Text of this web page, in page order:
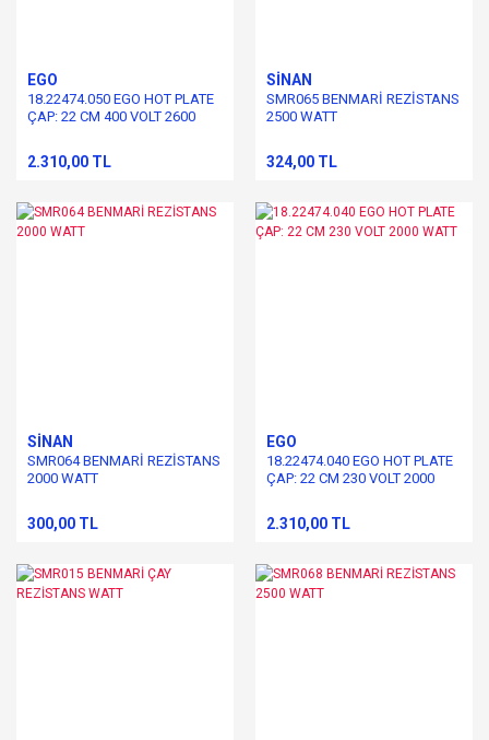
EGO
18.22474.050 EGO HOT PLATE
ÇAP: 22 CM 400 VOLT 2600
2.310,00 TL
SİNAN
SMR065 BENMARİ REZİSTANS
2500 WATT
324,00 TL
SİNAN
SMR064 BENMARİ REZİSTANS
2000 WATT
300,00 TL
EGO
18.22474.040 EGO HOT PLATE
ÇAP: 22 CM 230 VOLT 2000
2.310,00 TL